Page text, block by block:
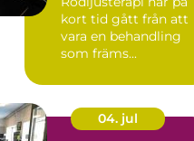
nytta av det
kort tid gått från att
vara en behandling
som främs...
04. jul